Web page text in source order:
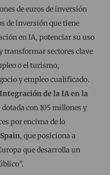
de euros de inversión
de inversión que tiene
en IA, potenciar su uso
transformar sectores clave
o el turismo,
y empleo cualificado.
Integración de la IA en la
dotada con 105 millones y
por encima de lo
, que posiciona a
que desarrolla un